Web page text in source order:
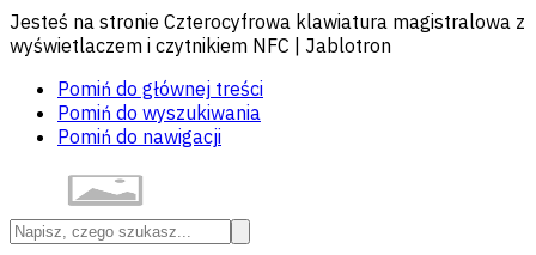
Jesteś na stronie Czterocyfrowa klawiatura magistralowa z
wyświetlaczem i czytnikiem NFC | Jablotron
Pomiń do głównej treści
Pomiń do wyszukiwania
Pomiń do nawigacji